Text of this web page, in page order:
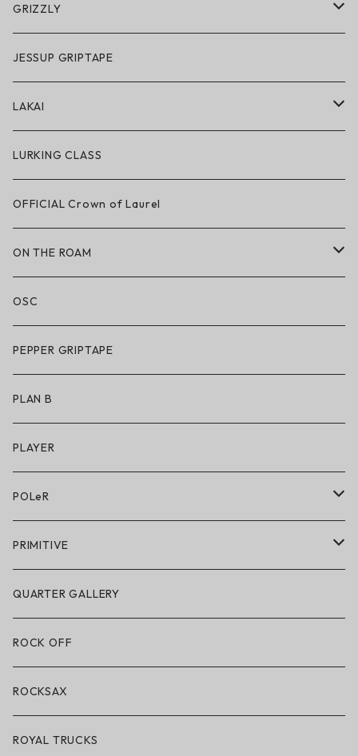
アクセサリー・小物
GRIZZLY
GRIZZLY × POLeR
アパレル
ハードグッズ
JESSUP GRIPTAPE
LAKAI
LAKAI × POLeR
LAKAI × CHOCOLATE
LAKAI × RIPNDIP
シューズ
アパレル
アクセサリー
キッズシューズ
LURKING CLASS
OFFICIAL Crown of Laurel
ON THE ROAM
アパレル
サングラス
アンダーウェア
シューズ
アクセサリー・小物
OSC
PEPPER GRIPTAPE
PLAN B
PLAYER
POLeR
POLeR × GRIZZLY
POLeR × LAKAI
アパレル
アクセサリー・小物
PRIMITIVE
アパレル
ハードグッズ
QUARTER GALLERY
ROCK OFF
ROCKSAX
ROYAL TRUCKS